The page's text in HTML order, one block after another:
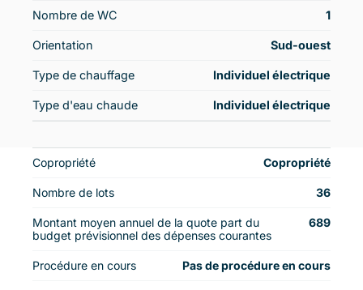
Nombre de WC 1
Orientation Sud-ouest
Type de chauffage Individuel électrique
Type d'eau chaude Individuel électrique
Copropriété Copropriété
Nombre de lots 36
Montant moyen annuel de la quote part du
budget prévisionnel des dépenses courantes
689
Procédure en cours Pas de procédure en cours